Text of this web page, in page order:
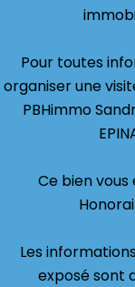
Pour toutes
organiser une
PBHimmo
Ce bien
Les
exposé sont